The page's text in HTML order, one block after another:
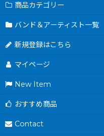
商品カテゴリー
バンド＆アーティスト一覧
新規登録はこちら
マイページ
New Item
おすすめ商品
Contact